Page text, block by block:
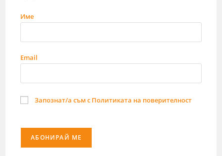
Име
Email
Запознат/а съм с Политиката на поверителност